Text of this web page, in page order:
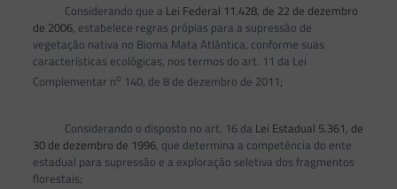
Considerando que a Lei Federal 11.428, de 22 de dezembro
de 2006, estabelece regras própias para a supressão de
vegetação nativa no Bioma Mata Atlântica, conforme suas
características ecológicas, nos termos do art. 11 da Lei
Complementar no 140, de 8 de dezembro de 2011;
Considerando o disposto no art. 16 da Lei Estadual 5.361, de
30 de dezembro de 1996, que determina a competência do ente
estadual para supressão e a exploração seletiva dos fragmentos
florestais;